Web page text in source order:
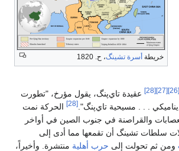
خريطة أسرة تشينگ، ح. 1820
[26]
[27]
[28]
عقيدة تاي‌پنگ، يقول مؤرخ، "تطورت
. . . مسيحية تاي‌پنگ". [28]
الحركة نمت
والقراصنة في جنوب الصين في أواخر
بمحاولات سلطات تشينگ أن تقمعها مما أدى إلى
ومن ثم تحولت إلى حرب أهلية منتشرة. وأخيراً،